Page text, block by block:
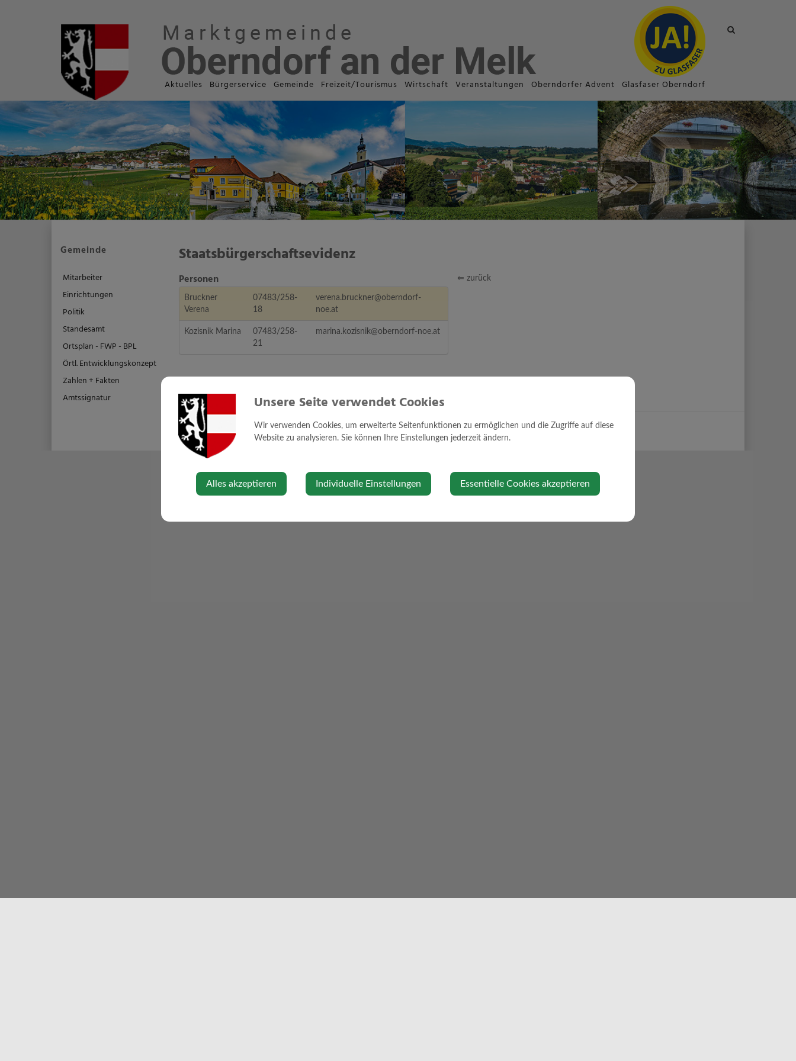
Site
Aktuelles Bürgerservice Gemeinde Freizeit/Tourismus Wirtschaft Veranstaltungen Oberndorfer Advent Glasfaser Oberndorf
Staatsbürgerschaftsevidenz
Personen
Bruckner
Verena
07483/258-
18
verena.bruckner@oberndorf-
noe.at
Kozisnik Marina
07483/258-
21
marina.kozisnik@oberndorf-noe.at
⇐ zurück
Gemeinde
Mitarbeiter
Einrichtungen
Politik
Standesamt
Ortsplan - FWP - BPL
Örtl. Entwicklungskonzept
Zahlen + Fakten
Amtssignatur
Unsere Seite verwendet Cookies
Wir verwenden Cookies, um erweiterte Seitenfunktionen zu ermöglichen und die Zugriffe auf diese
Website zu analysieren. Sie können Ihre Einstellungen jederzeit ändern.
Alles akzeptieren Individuelle Einstellungen Essentielle Cookies akzeptieren